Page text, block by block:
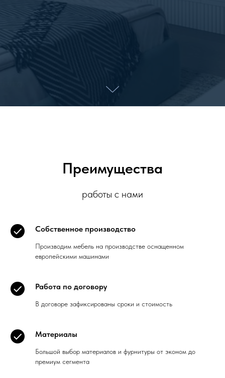
Преимущества
работы с нами
Собственное производство
Производим мебель на производстве оснащенном
европейскими машинами
Работа по договору
В договоре зафиксированы сроки и стоимость
Материалы
Большой выбор материалов и фурнитуры от эконом до
премиум сегмента